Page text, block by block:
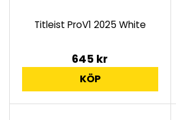
Titleist ProV1 2025 White
645 kr
KÖP